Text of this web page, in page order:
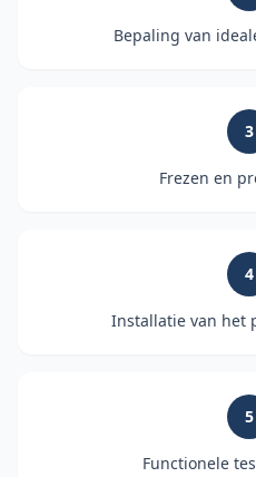
Bepaling van
3
Frezen en
4
Installatie van het
5
Functionele